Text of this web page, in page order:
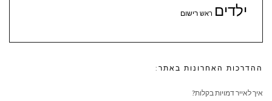
ילדים ראש רישום
ההדרכות האחרונות באתר:
איך לאייר דמויות בקלות?